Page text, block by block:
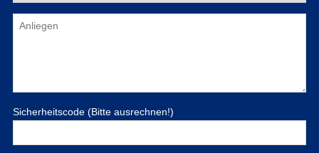
Sicherheitscode (Bitte ausrechnen!)